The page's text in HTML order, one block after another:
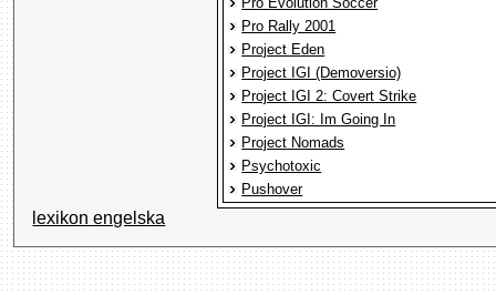
Pro Rally 2001
Project Eden
Project IGI (Demoversio)
Project IGI 2: Covert Strike
Project IGI: Im Going In
Project Nomads
Psychotoxic
Pushover
lexikon engelska